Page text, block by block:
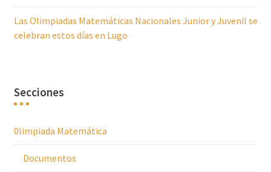
Las Olimpiadas Matemáticas Nacionales Junior y Juvenil se
celebran estos días en Lugo
Secciones
0limpiada Matemática
Documentos